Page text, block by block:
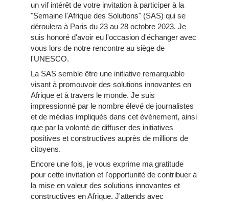
un vif intérêt de votre invitation à participer à la
"Semaine l'Afrique des Solutions" (SAS) qui se
déroulera à Paris du 23 au 28 octobre 2023. Je
suis honoré d'avoir eu l'occasion d'échanger avec
vous lors de notre rencontre au siège de
l'UNESCO.
La SAS semble être une initiative remarquable
visant à promouvoir des solutions innovantes en
Afrique et à travers le monde. Je suis
impressionné par le nombre élevé de journalistes
et de médias impliqués dans cet événement, ainsi
que par la volonté de diffuser des initiatives
positives et constructives auprès de millions de
citoyens.
Encore une fois, je vous exprime ma gratitude
pour cette invitation et l'opportunité de contribuer à
la mise en valeur des solutions innovantes et
constructives en Afrique. J'attends avec